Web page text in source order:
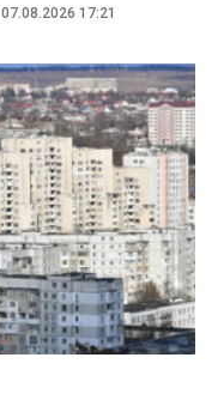
07.08.2026 17:21